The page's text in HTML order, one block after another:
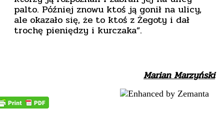
palto. Później znowu ktoś ją gonił na ulicy,
ale okazało się, że to ktoś z Żegoty i dał
trochę pieniędzy i kurczaka”.
Marian Marzyński